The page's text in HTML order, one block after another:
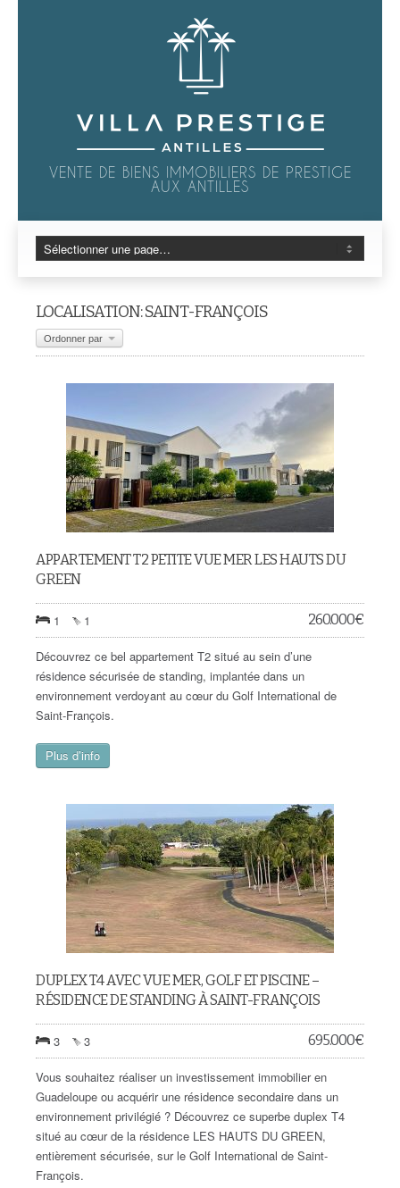
VENTE DE BIENS IMMOBILIERS DE PRESTIGE
AUX ANTILLES
LOCALISATION: SAINT-FRANÇOIS
Ordonner par
APPARTEMENT T2 PETITE VUE MER LES HAUTS DU
GREEN
1 1 260.000€
Découvrez ce bel appartement T2 situé au sein d’une
résidence sécurisée de standing, implantée dans un
environnement verdoyant au cœur du Golf International de
Saint-François.
Plus d’info
DUPLEX T4 AVEC VUE MER, GOLF ET PISCINE –
RÉSIDENCE DE STANDING À SAINT-FRANÇOIS
3 3 695.000€
Vous souhaitez réaliser un investissement immobilier en
Guadeloupe ou acquérir une résidence secondaire dans un
environnement privilégié ? Découvrez ce superbe duplex T4
situé au cœur de la résidence LES HAUTS DU GREEN,
entièrement sécurisée, sur le Golf International de Saint-
François.